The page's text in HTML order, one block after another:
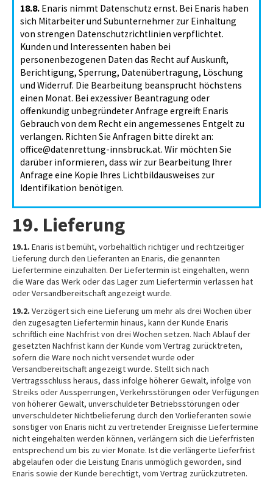
18.8. Enaris nimmt Datenschutz ernst. Bei Enaris haben
sich Mitarbeiter und Subunternehmer zur Einhaltung
von strengen Datenschutzrichtlinien verpflichtet.
Kunden und Interessenten haben bei
personenbezogenen Daten das Recht auf Auskunft,
Berichtigung, Sperrung, Datenübertragung, Löschung
und Widerruf. Die Bearbeitung beansprucht höchstens
einen Monat. Bei exzessiver Beantragung oder
offenkundig unbegründeter Anfrage ergreift Enaris
Gebrauch von dem Recht ein angemessenes Entgelt zu
verlangen. Richten Sie Anfragen bitte direkt an:
office@datenrettung-innsbruck.at. Wir möchten Sie
darüber informieren, dass wir zur Bearbeitung Ihrer
Anfrage eine Kopie Ihres Lichtbildausweises zur
Identifikation benötigen.
19. Lieferung
19.1. Enaris ist bemüht, vorbehaltlich richtiger und rechtzeitiger
Lieferung durch den Lieferanten an Enaris, die genannten
Liefertermine einzuhalten. Der Liefertermin ist eingehalten, wenn
die Ware das Werk oder das Lager zum Liefertermin verlassen hat
oder Versandbereitschaft angezeigt wurde.
19.2. Verzögert sich eine Lieferung um mehr als drei Wochen über
den zugesagten Liefertermin hinaus, kann der Kunde Enaris
schriftlich eine Nachfrist von drei Wochen setzen. Nach Ablauf der
gesetzten Nachfrist kann der Kunde vom Vertrag zurücktreten,
sofern die Ware noch nicht versendet wurde oder
Versandbereitschaft angezeigt wurde. Stellt sich nach
Vertragsschluss heraus, dass infolge höherer Gewalt, infolge von
Streiks oder Aussperrungen, Verkehrsstörungen oder Verfügungen
von höherer Gewalt, unverschuldeter Betriebsstörungen oder
unverschuldeter Nichtbelieferung durch den Vorlieferanten sowie
sonstiger von Enaris nicht zu vertretender Ereignisse Liefertermine
nicht eingehalten werden können, verlängern sich die Lieferfristen
entsprechend um bis zu vier Monate. Ist die verlängerte Lieferfrist
abgelaufen oder die Leistung Enaris unmöglich geworden, sind
Enaris sowie der Kunde berechtigt, vom Vertrag zurückzutreten.